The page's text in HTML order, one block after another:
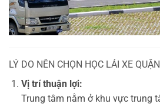
LÝ DO NÊN CHỌN HỌC LÁI XE
Vị trí thuận lợi:
Trung tâm nằm ở khu vực trung